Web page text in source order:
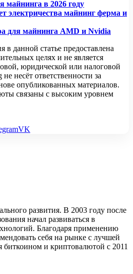
майнинга в 2026 году
электричества майнинг ферма и
для майнинга AMD и Nvidia
в данной статье предоставлена
целях и не является
юридической или налоговой
несёт ответственности за
опубликованных материалов.
связаны с высоким уровнем
VK
развития. В 2003 году после
начал развиваться в
Благодаря применению
себя на рынке с лучшей
биткоином и криптовалютой с 2011